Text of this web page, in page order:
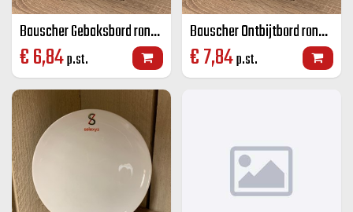
Bauscher Gebaksbord rond wit 17 cm
€6,84p.st.
Bauscher Ontbijtbord rond wit 20 cm
€7,84p.st.